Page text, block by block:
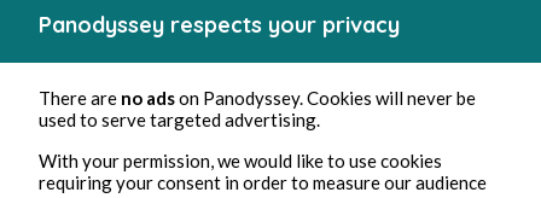
Panodyssey respects your privacy
There are no adson Panodyssey. Cookies will never be
used to serve targeted advertising.
With your permission, we would like to use cookies
requiring your consent in order to measure our audience